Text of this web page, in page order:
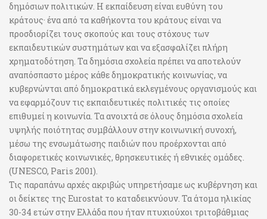
δημόσιων πολιτικών. Η εκπαίδευση είναι ευθύνη του
κράτους· ένα από τα καθήκοντα του κράτους είναι να
προσδιορίζει τους σκοπούς και τους στόχους των
εκπαιδευτικών συστημάτων και να εξασφαλίζει πλήρη
χρηματοδότηση. Τα δημόσια σχολεία πρέπει να αποτελούν
αναπόσπαστο μέρος κάθε δημοκρατικής κοινωνίας, να
κυβερνώνται από δημοκρατικά εκλεγμένους οργανισμούς και
να εφαρμόζουν τις εκπαιδευτικές πολιτικές τις οποίες
επιθυμεί η κοινωνία. Τα ανοιχτά σε όλους δημόσια σχολεία
υψηλής ποιότητας συμβάλλουν στην κοινωνική συνοχή,
μέσω της ενσωμάτωσης παιδιών που προέρχονται από
διαφορετικές κοινωνικές, θρησκευτικές ή εθνικές ομάδες.
(UNESCO, Paris 2001).
Τις παραπάνω αρχές ακριβώς υπηρετήσαμε ως κυβέρνηση και
οι δείκτες της Eurostat το καταδεικνύουν. Τα άτομα ηλικίας
30-34 ετών στην Ελλάδα που ήταν πτυχιούχοι τριτοβάθμιας